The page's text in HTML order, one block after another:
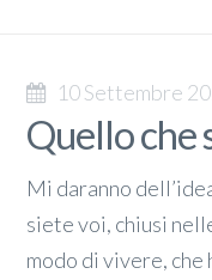
10 Settembre
Quello che
Mi daranno
siete voi, chiusi
modo di vivere, che